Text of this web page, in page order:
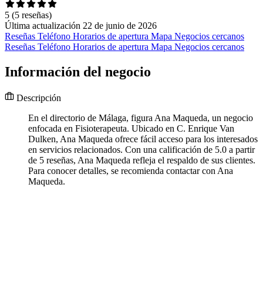
5 (5 reseñas)
Última actualización 22 de junio de 2026
Reseñas Teléfono Horarios de apertura Mapa Negocios cercanos
Reseñas Teléfono Horarios de apertura Mapa Negocios cercanos
Información del negocio
Descripción
En el directorio de Málaga, figura Ana Maqueda, un negocio
enfocada en Fisioterapeuta. Ubicado en C. Enrique Van
Dulken, Ana Maqueda ofrece fácil acceso para los interesados
en servicios relacionados. Con una calificación de 5.0 a partir
de 5 reseñas, Ana Maqueda refleja el respaldo de sus clientes.
Para conocer detalles, se recomienda contactar con Ana
Maqueda.